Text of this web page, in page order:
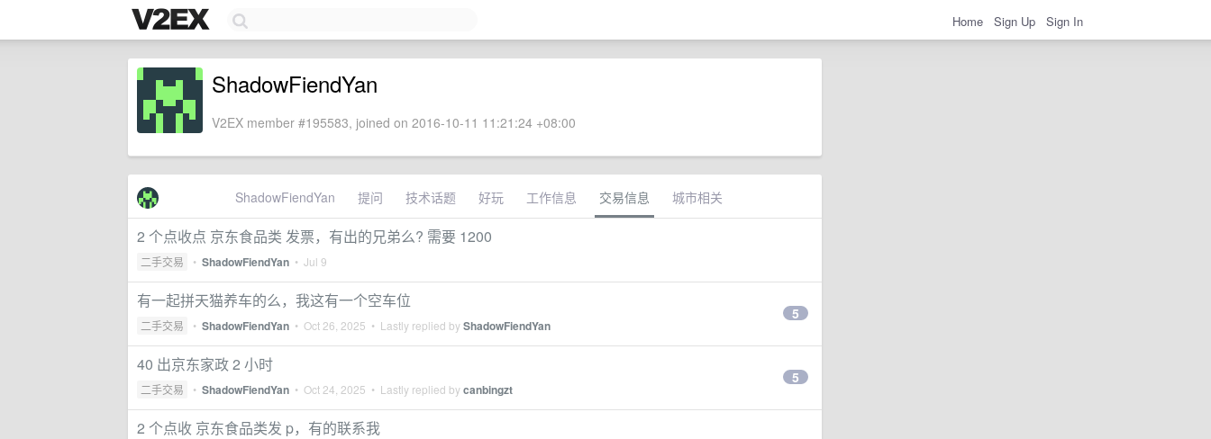
Home Sign Up Sign In
ShadowFiendYan
V2EX member #195583, joined on 2016-10-11 11:21:24 +08:00
ShadowFiendYan 提问 技术话题 好玩 工作信息 交易信息 城市相关
2 个点收点 京东食品类 发票，有出的兄弟么? 需要 1200
二手交易 • ShadowFiendYan • Jul 9
有一起拼天猫养车的么，我这有一个空车位
二手交易 • ShadowFiendYan • Oct 26, 2025 • Lastly replied byShadowFiendYan
5
40 出京东家政 2 小时
二手交易 • ShadowFiendYan • Oct 24, 2025 • Lastly replied bycanbingzt
5
2 个点收 京东食品类发 p，有的联系我